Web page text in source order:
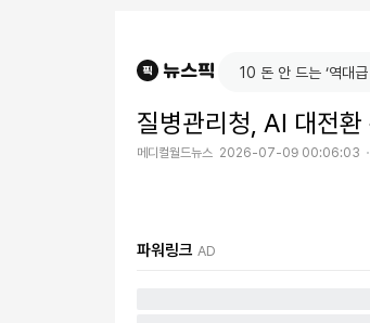
질병관리청, AI 대전
메디컬월드뉴스 2026-07-09 00:06:03
파워링크 AD